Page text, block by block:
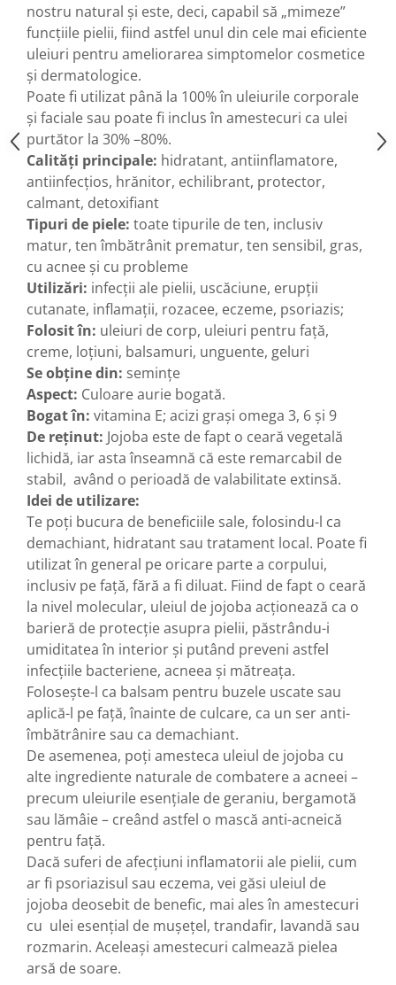
nostru natural și este, deci, capabil să „mimeze”
funcțiile pielii, fiind astfel unul din cele mai eficiente
uleiuri pentru ameliorarea simptomelor cosmetice
și dermatologice.
Poate fi utilizat până la 100% în uleiurile corporale
și faciale sau poate fi inclus în amestecuri ca ulei
purtător la 30% –80%.
Calități principale: hidratant, antiinflamatore,
antiinfecțios, hrănitor, echilibrant, protector,
calmant, detoxifiant
Tipuri de piele: toate tipurile de ten, inclusiv
matur, ten îmbătrânit prematur, ten sensibil, gras,
cu acnee și cu probleme
Utilizări: infecții ale pielii, uscăciune, erupții
cutanate, inflamații, rozacee, eczeme, psoriazis;
Folosit în: uleiuri de corp, uleiuri pentru față,
creme, loțiuni, balsamuri, unguente, geluri
Se obține din: semințe
Aspect: Culoare aurie bogată.
Bogat în: vitamina E; acizi grași omega 3, 6 și 9
De reținut: Jojoba este de fapt o ceară vegetală
lichidă, iar asta înseamnă că este remarcabil de
stabil, având o perioadă de valabilitate extinsă.
Idei de utilizare:
Te poți bucura de beneficiile sale, folosindu-l ca
demachiant, hidratant sau tratament local. Poate fi
utilizat în general pe oricare parte a corpului,
inclusiv pe față, fără a fi diluat. Fiind de fapt o ceară
la nivel molecular, uleiul de jojoba acționează ca o
barieră de protecție asupra pielii, păstrându-i
umiditatea în interior și putând preveni astfel
infecțiile bacteriene, acneea și mătreața.
Folosește-l ca balsam pentru buzele uscate sau
aplică-l pe față, înainte de culcare, ca un ser anti-
îmbătrânire sau ca demachiant.
De asemenea, poți amesteca uleiul de jojoba cu
alte ingrediente naturale de combatere a acneei –
precum uleiurile esențiale de geraniu, bergamotă
sau lămâie – creând astfel o mască anti-acneică
pentru față.
Dacă suferi de afecțiuni inflamatorii ale pielii, cum
ar fi psoriazisul sau eczema, vei găsi uleiul de
jojoba deosebit de benefic, mai ales în amestecuri
cu ulei esențial de mușețel, trandafir, lavandă sau
rozmarin. Aceleași amestecuri calmează pielea
arsă de soare.